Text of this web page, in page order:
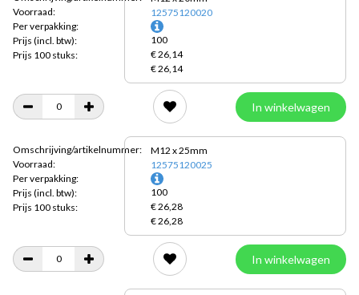
Voorraad:
Per verpakking:
Prijs (incl. btw):
Prijs 100 stuks:
12575120020
100
€ 26,14
€ 26,14
In winkelwagen
Omschrijving/artikelnummer:
Voorraad:
Per verpakking:
Prijs (incl. btw):
Prijs 100 stuks:
M12 x 25mm
12575120025
100
€ 26,28
€ 26,28
In winkelwagen